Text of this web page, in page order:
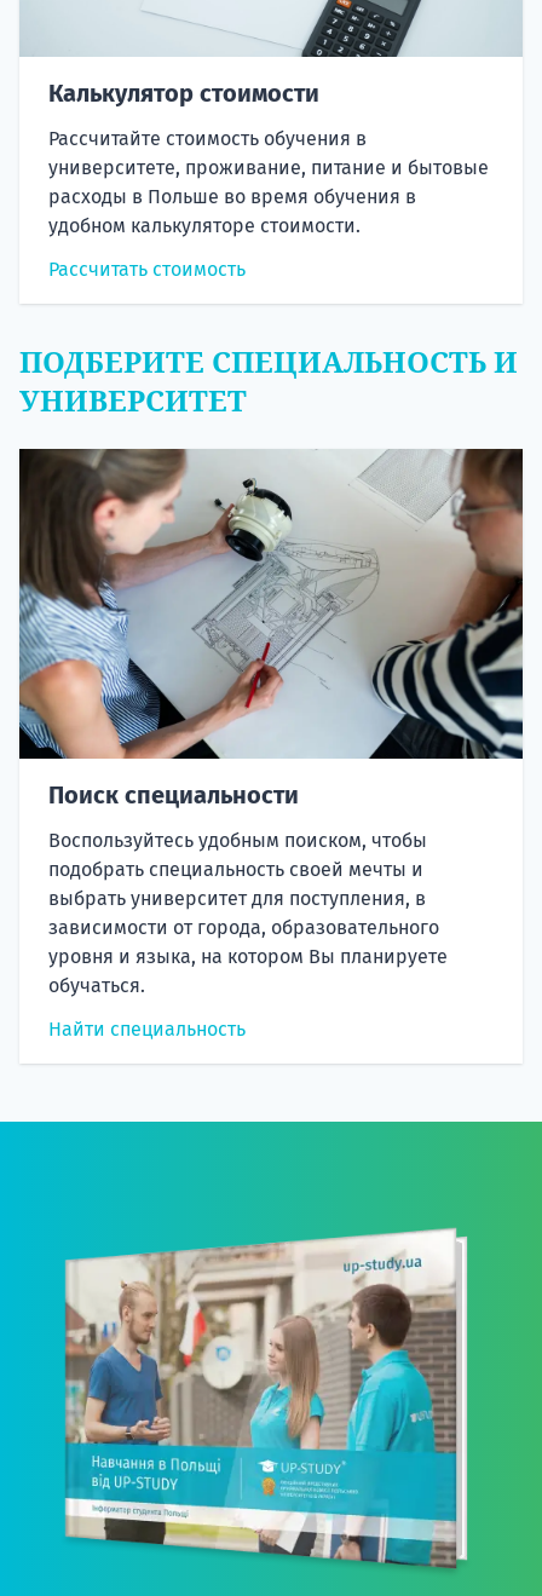
Калькулятор стоимости
Рассчитайте стоимость обучения в
университете, проживание, питание и бытовые
расходы в Польше во время обучения в
удобном калькуляторе стоимости.
Рассчитать стоимость
ПОДБЕРИТЕ СПЕЦИАЛЬНОСТЬ И
УНИВЕРСИТЕТ
Поиск специальности
Воспользуйтесь удобным поиском, чтобы
подобрать специальность своей мечты и
выбрать университет для поступления, в
зависимости от города, образовательного
уровня и языка, на котором Вы планируете
обучаться.
Найти специальность